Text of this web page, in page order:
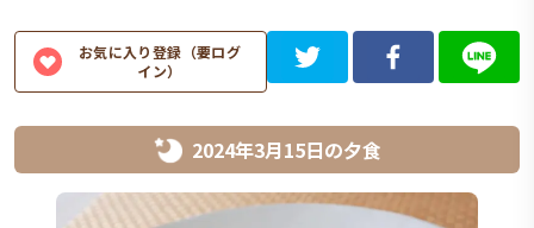
お気に入り登録（要ログ
イン）
2024年3月15日の夕食